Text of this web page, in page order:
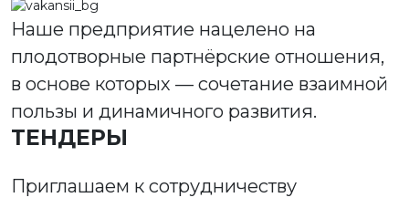
Наше предприятие нацелено на
плодотворные партнёрские отношения,
в основе которых — сочетание взаимной
пользы и динамичного развития.
ТЕНДЕРЫ
Приглашаем к сотрудничеству